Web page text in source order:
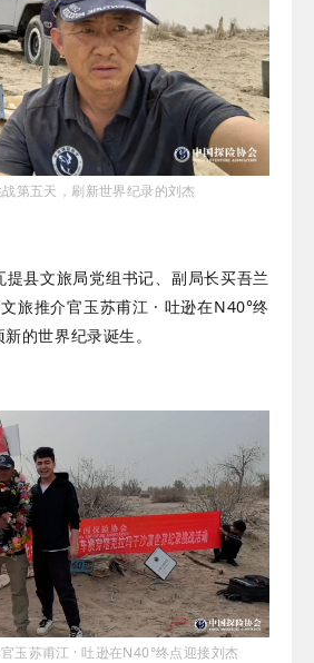
第五天，刷新世界纪录的刘杰
提县文旅局党组书记、副局长买吾兰
旅推介官玉苏甫江 · 吐逊在N40°终
的世界纪录诞生。
玉苏甫江 · 吐逊在N40°终点迎接刘杰